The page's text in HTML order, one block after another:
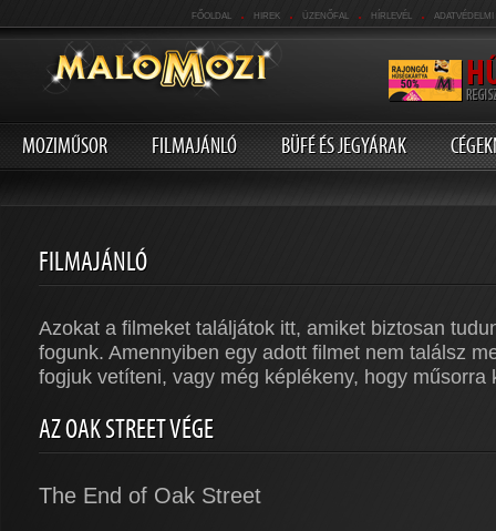
FŐOLDAL . HIREK . ÜZENŐFAL . HÍRLEVÉL . ADATVÉDELMI
MOZIMŰSOR FILMAJÁNLÓ BÜFÉ ÉS JEGYÁRAK
FILMAJÁNLÓ
Azokat a filmeket találjátok itt, amiket biztosan
fogunk. Amennyiben egy adott filmet nem találsz
fogjuk vetíteni, vagy még képlékeny, hogy műsorra
AZ OAK STREET VÉGE
The End of Oak Street